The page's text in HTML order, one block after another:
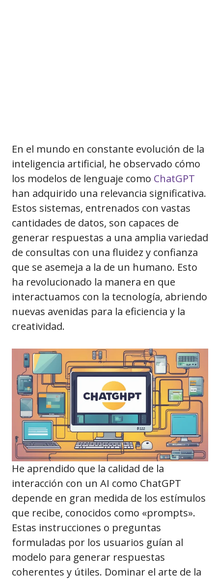
En el mundo en constante evolución de la
inteligencia artificial, he observado cómo
los modelos de lenguaje como ChatGPT
han adquirido una relevancia significativa.
Estos sistemas, entrenados con vastas
cantidades de datos, son capaces de
generar respuestas a una amplia variedad
de consultas con una fluidez y confianza
que se asemeja a la de un humano. Esto
ha revolucionado la manera en que
interactuamos con la tecnología, abriendo
nuevas avenidas para la eficiencia y la
creatividad.
He aprendido que la calidad de la
interacción con un AI como ChatGPT
depende en gran medida de los estímulos
que recibe, conocidos como «prompts».
Estas instrucciones o preguntas
formuladas por los usuarios guían al
modelo para generar respuestas
coherentes y útiles. Dominar el arte de la